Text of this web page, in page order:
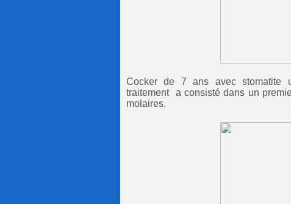
Cocker de 7 ans avec stomatite
traitement a consisté dans un
molaires.